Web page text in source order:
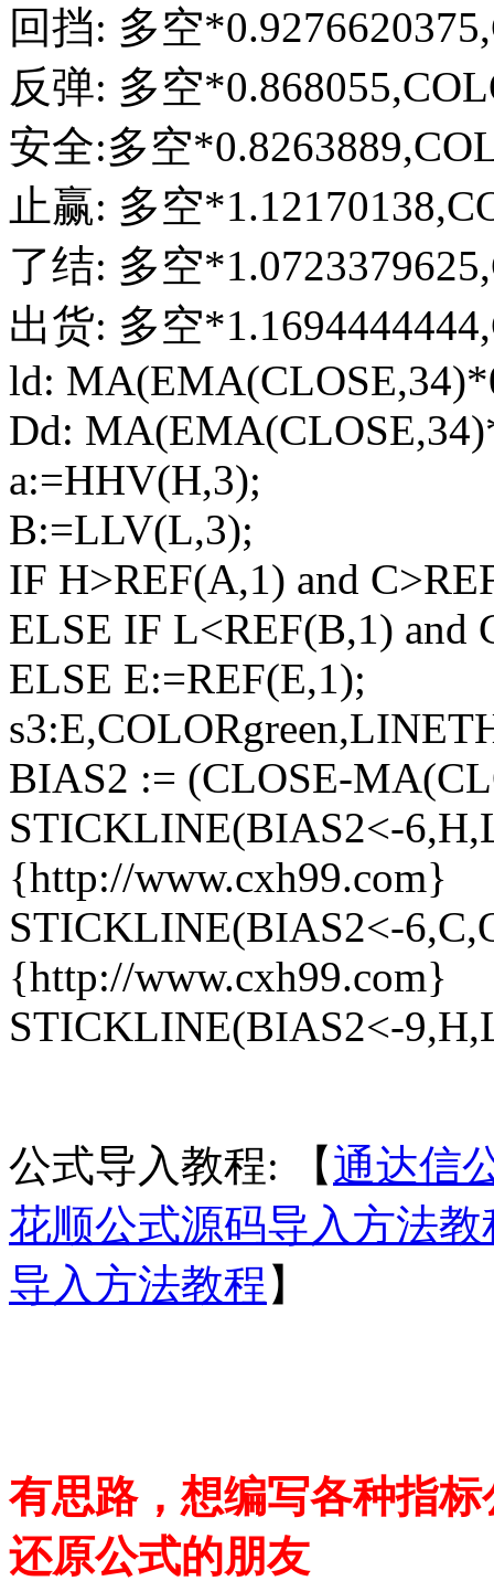
回挡: 多空
反弹: 多空
安全:多空
止赢: 多空
了结: 多空
出货: 多空
ld:
Dd:
a:=HHV(H,3);
B:=LLV(L,3);
IF H>REF(A,1) and
ELSE IF L<REF(B,1) and
ELSE E:=REF(E,1);
BIAS2 := (CLOSE-
STICKLINE(BIAS2<-
{http://www.cxh99.com}
STICKLINE(BIAS2<-
{http://www.cxh99.com}
STICKLINE(BIAS2<-
公式导入教程: 【通达信
花顺公式源码导入方法教
导入方法教程 】
有思路，想编写各种指
还原公式的朋友